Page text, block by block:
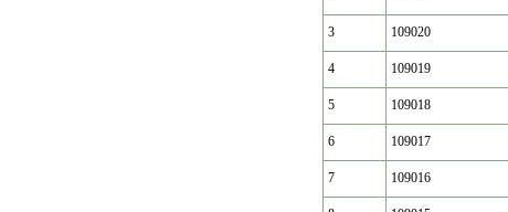
3 109020
4 109019
5 109018
6 109017
7 109016